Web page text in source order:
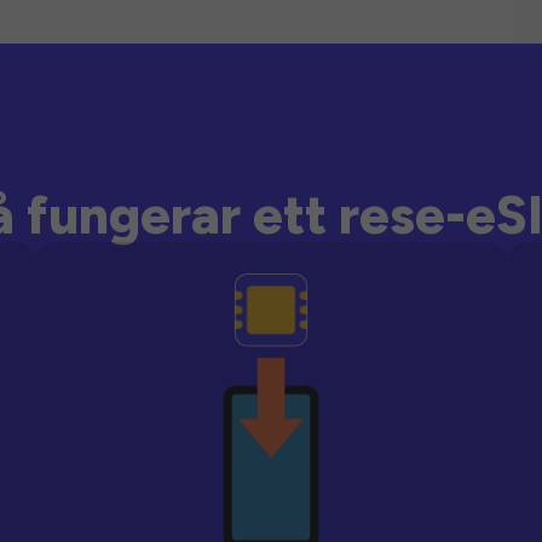
fungerar ett rese-